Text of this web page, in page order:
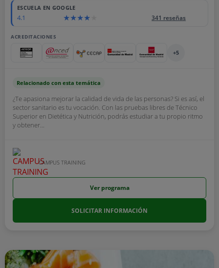
ESCUELA EN GOOGLE
4.1 341 reseñas
ACREDITACIONES
+5
Relacionado con esta temática
¿Te apasiona mejorar la calidad de vida de las personas? Si es así, el
sector sanitario es tu vocación. Con las pruebas libres de Técnico
Superior en Dietética y Nutrición, podrás estudiar a tu propio ritmo
y obtener...
CAMPUS TRAINING
Ver programa
SOLICITAR INFORMACIÓN